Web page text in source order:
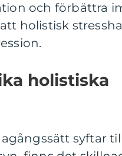
och förbättra
holistisk
holistiska
syftar